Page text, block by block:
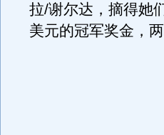
拉/谢尔达，摘得她
美元的冠军奖金，